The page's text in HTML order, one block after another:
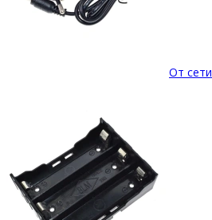
От сети